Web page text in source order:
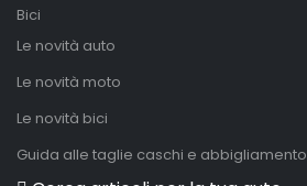
Bici
Le novità auto
Le novità moto
Le novità bici
Guida alle taglie caschi e abbigliamento